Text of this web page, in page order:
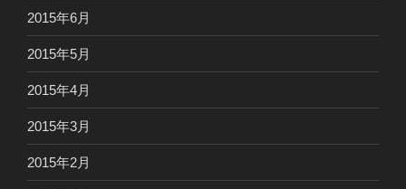
2015年6月
2015年5月
2015年4月
2015年3月
2015年2月